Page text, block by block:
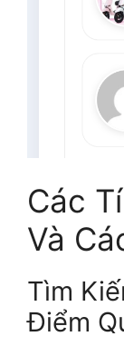
Các
Và
Tìm
Điểm